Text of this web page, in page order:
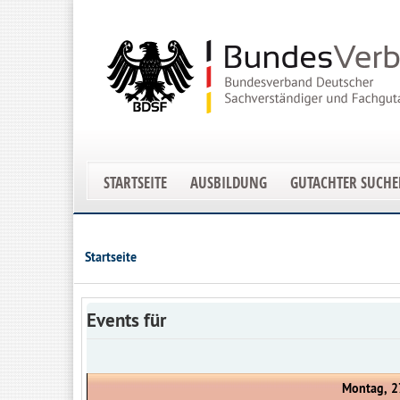
STARTSEITE AUSBILDUNG GUTACHTER
Startseite
Events für
Montag,